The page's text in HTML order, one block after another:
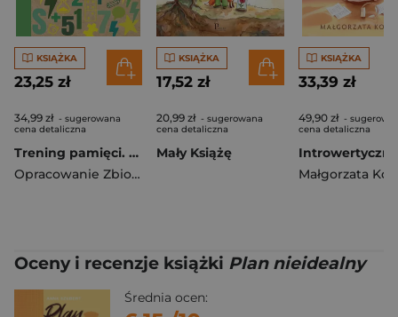
KSIĄŻKA
23,25 zł
34,99 zł - sugerowana
cena detaliczna
Trening pamięci. 160 łamigłówek i zagadek wspierających pamięć i koncentrację
Opracowanie Zbiorowe
KSIĄŻKA
17,52 zł
20,99 zł - sugerowana
cena detaliczna
Mały Książę
KSIĄŻKA
33,39 zł
49,90 zł -
cena detaliczna
Introwertyczna
Małgorzata
Oceny i recenzje książki Plan nieidealny
Średnia ocen: